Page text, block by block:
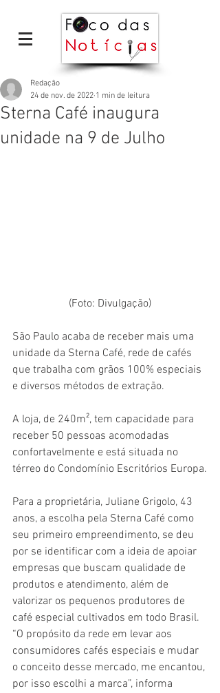
Sterna Café inaugura
unidade na 9 de Julho
Redação
24 de nov. de 2022 1 min de leitura
(Foto: Divulgação)
São Paulo acaba de receber mais uma
unidade da Sterna Café, rede de cafés
que trabalha com grãos 100% especiais
e diversos métodos de extração.
A loja, de 240m², tem capacidade para
receber 50 pessoas acomodadas
confortavelmente e está situada no
térreo do Condomínio Escritórios Europa.
Para a proprietária, Juliane Grigolo, 43
anos, a escolha pela Sterna Café como
seu primeiro empreendimento, se deu
por se identificar com a ideia de apoiar
empresas que buscam qualidade de
produtos e atendimento, além de
valorizar os pequenos produtores de
café especial cultivados em todo Brasil.
“O propósito da rede em levar aos
consumidores cafés especiais e mudar
o conceito desse mercado, me encantou,
por isso escolhi a marca”, informa